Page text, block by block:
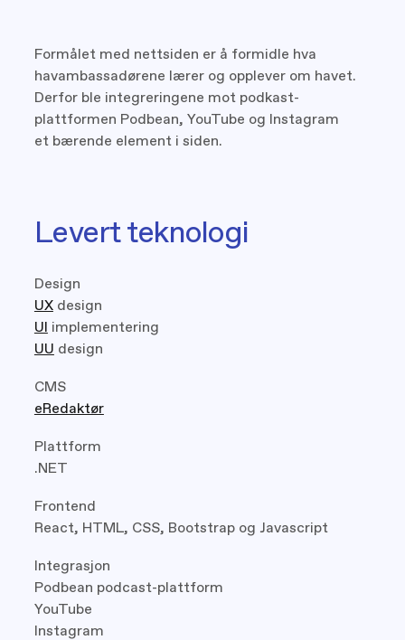
Formålet med nettsiden er å formidle hva
havambassadørene lærer og opplever om havet.
Derfor ble integreringene mot podkast-
plattformen Podbean, YouTube og Instagram
et bærende element i siden.
Levert teknologi
Design
UXdesign
UI implementering
UU design
CMS
eRedaktør
Plattform
.NET
Frontend
React, HTML, CSS, Bootstrap og Javascript
Integrasjon
Podbean podcast-plattform
YouTube
Instagram